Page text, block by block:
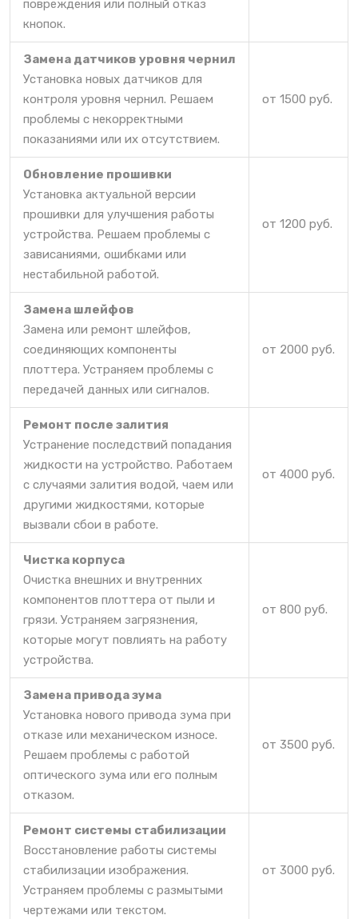
повреждения или полный отказ
кнопок.
Замена датчиков уровня чернил
Установка новых датчиков для
контроля уровня чернил. Решаем
проблемы с некорректными
показаниями или их отсутствием.
от 1500 руб.
Обновление прошивки
Установка актуальной версии
прошивки для улучшения работы
устройства. Решаем проблемы с
зависаниями, ошибками или
нестабильной работой.
от 1200 руб.
Замена шлейфов
Замена или ремонт шлейфов,
соединяющих компоненты
плоттера. Устраняем проблемы с
передачей данных или сигналов.
от 2000 руб.
Ремонт после залития
Устранение последствий попадания
жидкости на устройство. Работаем
с случаями залития водой, чаем или
другими жидкостями, которые
вызвали сбои в работе.
от 4000 руб.
Чистка корпуса
Очистка внешних и внутренних
компонентов плоттера от пыли и
грязи. Устраняем загрязнения,
которые могут повлиять на работу
устройства.
от 800 руб.
Замена привода зума
Установка нового привода зума при
отказе или механическом износе.
Решаем проблемы с работой
оптического зума или его полным
отказом.
от 3500 руб.
Ремонт системы стабилизации
Восстановление работы системы
стабилизации изображения.
Устраняем проблемы с размытыми
чертежами или текстом.
от 3000 руб.